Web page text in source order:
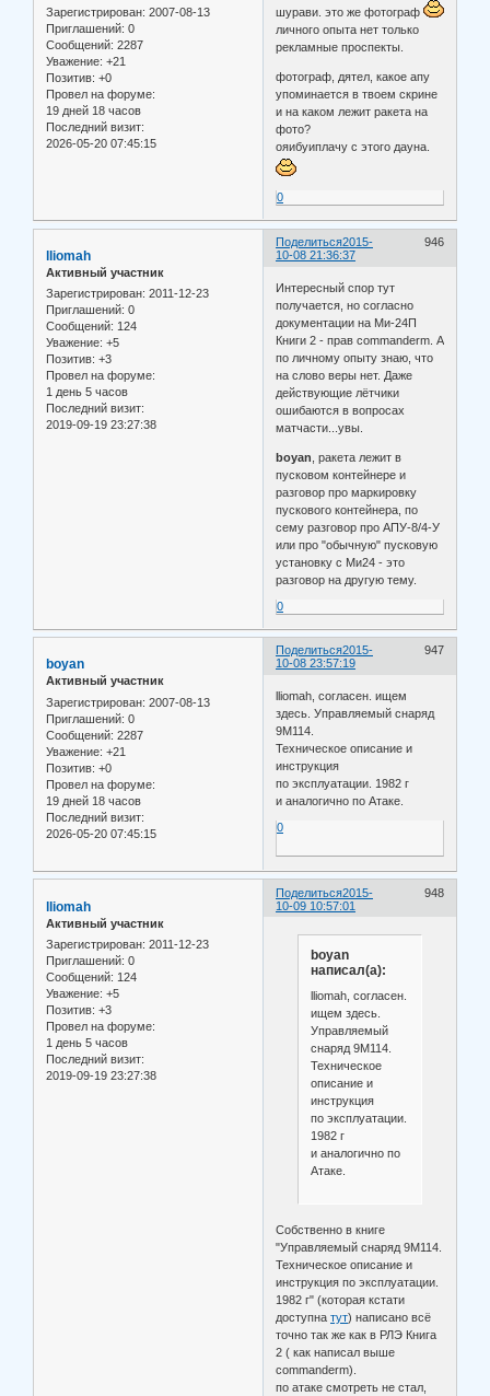
Зарегистрирован: 2007-08-13
Приглашений: 0
Сообщений: 2287
Уважение: +21
Позитив: +0
Провел на форуме:
19 дней 18 часов
Последний визит:
2026-05-20 07:45:15
шурави. это же фотограф
личного опыта нет только
рекламные проспекты.
фотограф, дятел, какое апу
упоминается в твоем скрине
и на каком лежит ракета на
фото?
ояибуиплачу с этого дауна.
0
Поделиться 946
2015-
10-08 21:36:37
lliomah
Активный участник
Зарегистрирован: 2011-12-23
Приглашений: 0
Сообщений: 124
Уважение: +5
Позитив: +3
Провел на форуме:
1 день 5 часов
Последний визит:
2019-09-19 23:27:38
Интересный спор тут
получается, но согласно
документации на Ми-24П
Книги 2 - прав commanderm. А
по личному опыту знаю, что
на слово веры нет. Даже
действующие лётчики
ошибаются в вопросах
матчасти...увы.
boyan , ракета лежит в
пусковом контейнере и
разговор про маркировку
пускового контейнера, по
сему разговор про АПУ-8/4-У
или про "обычную" пусковую
установку с Ми24 - это
разговор на другую тему.
0
Поделиться 947
2015-
10-08 23:57:19
boyan
Активный участник
Зарегистрирован: 2007-08-13
Приглашений: 0
Сообщений: 2287
Уважение: +21
Позитив: +0
Провел на форуме:
19 дней 18 часов
Последний визит:
2026-05-20 07:45:15
lliomah, согласен. ищем
здесь. Управляемый снаряд
9М114.
Техническое описание и
инструкция
по эксплуатации. 1982 г
и аналогично по Атаке.
0
Поделиться 948
2015-
10-09 10:57:01
lliomah
Активный участник
Зарегистрирован: 2011-12-23
Приглашений: 0
Сообщений: 124
Уважение: +5
Позитив: +3
Провел на форуме:
1 день 5 часов
Последний визит:
2019-09-19 23:27:38
boyan
написал(а):
lliomah, согласен.
ищем здесь.
Управляемый
снаряд 9М114.
Техническое
описание и
инструкция
по эксплуатации.
1982 г
и аналогично по
Атаке.
Собственно в книге
"Управляемый снаряд 9М114.
Техническое описание и
инструкция по эксплуатации.
1982 г" (которая кстати
доступнатут) написано всё
точно так же как в РЛЭ Книга
2 ( как написал выше
commanderm).
по атаке смотреть не стал,